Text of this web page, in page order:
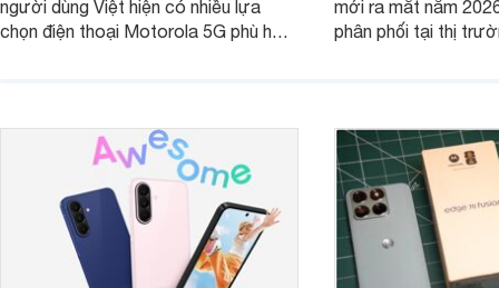
người dùng Việt hiện có nhiều lựa
chọn điện thoại Motorola 5G phù hợp
mới ra mắt năm
phân phối tại thị
trình giảm giá hấp
thêm một lựa chọn
người dùng Việt.